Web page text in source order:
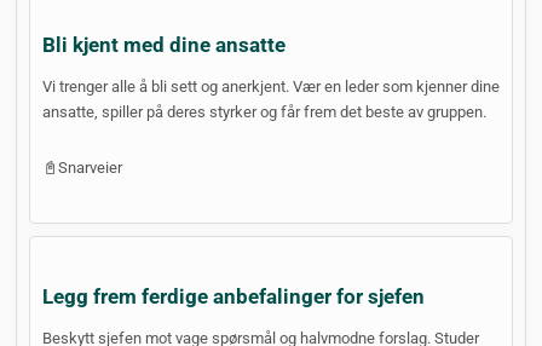
Bli kjent med dine ansatte
Vi trenger alle å bli sett og anerkjent. Vær en leder som kjenner dine
ansatte, spiller på deres styrker og får frem det beste av gruppen.
📓Snarveier
Legg frem ferdige anbefalinger for sjefen
Beskytt sjefen mot vage spørsmål og halvmodne forslag. Studer